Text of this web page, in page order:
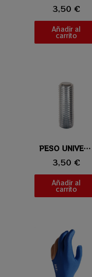
3,50 €
Añadir al
carrito
Vista rápidaPESO UNIVERSAL 2 ONZAS (56,70gr)
3,50 €
Añadir al
carrito